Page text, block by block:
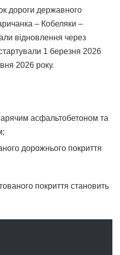
дороги державного
– Кобеляки –
відновлення через
1 березня 2026
2026 року.
асфальтобетоном та
дорожнього покриття
покриття становить